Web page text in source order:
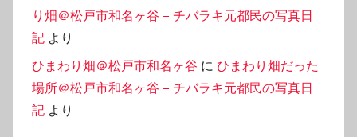
り畑＠松戸市和名ヶ谷 – チバラキ元都民の写真日
記 より
ひまわり畑＠松戸市和名ヶ谷 に ひまわり畑だった
場所＠松戸市和名ヶ谷 – チバラキ元都民の写真日
記 より